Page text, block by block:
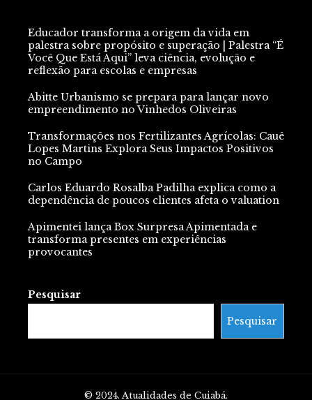
Educador transforma a origem da vida em
palestra sobre propósito e superação | Palestra “É
Você Que Está Aqui” leva ciência, evolução e
reflexão para escolas e empresas
Abitte Urbanismo se prepara para lançar novo
empreendimento no Vinhedos Oliveiras
Transformações nos Fertilizantes Agrícolas: Cauê
Lopes Martins Explora Seus Impactos Positivos
no Campo
Carlos Eduardo Rosalba Padilha explica como a
dependência de poucos clientes afeta o valuation
Apimentei lança Box Surpresa Apimentada e
transforma presentes em experiências
provocantes
Pesquisar
Pesquisar
© 2024. Atualidades de Cuiabá.